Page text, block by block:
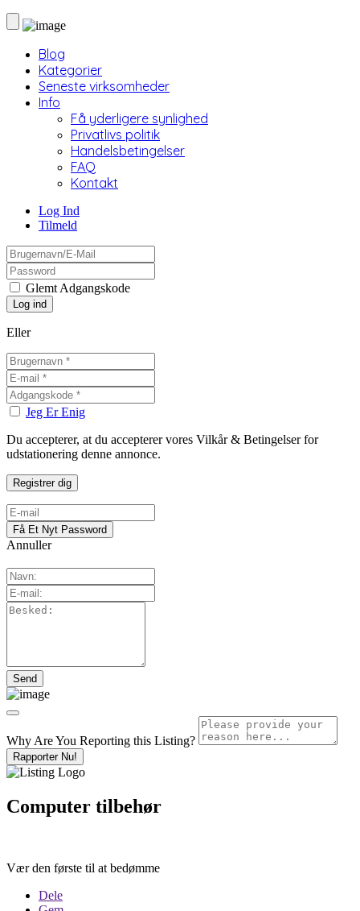
Blog
Kategorier
Seneste virksomheder
Info
Få yderligere synlighed
Privatlivs politik
Handelsbetingelser
FAQ
Kontakt
Log Ind
Tilmeld
Glemt Adgangskode
Eller
Jeg Er Enig
Du accepterer, at du accepterer vores Vilkår & Betingelser for
udstationering denne annonce.
Annuller
Why Are You Reporting this Listing?
Rapporter Nu!
Computer tilbehør
Vær den første til at bedømme
Dele